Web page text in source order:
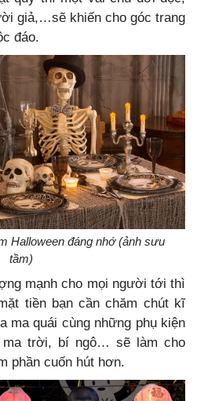
giả,…sẽ khiến cho góc trang
đáo.
Halloween đáng nhớ (ảnh sưu
tầm)
mạnh cho mọi người tới thì
tiền bạn cần chăm chút kĩ
ma quái cùng những phụ kiện
ma trời, bí ngô… sẽ làm cho
phần cuốn hút hơn.